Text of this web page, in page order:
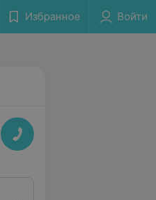
Избранное Войти